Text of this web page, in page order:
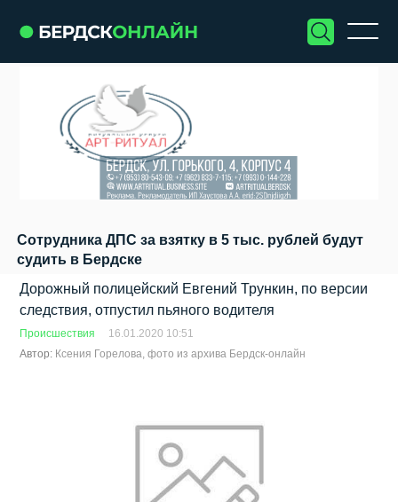
Сотрудника ДПС за взятку в 5 тыс. рублей будут
судить в Бердске
Дорожный полицейский Евгений Трункин, по версии
следствия, отпустил пьяного водителя
Происшествия
16.01.2020 10:51
Автор: Ксения Горелова, фото из архива Бердск-онлайн